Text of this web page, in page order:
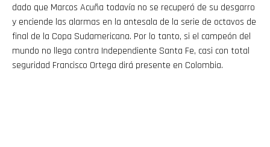
dado que Marcos Acuña todavía no se recuperó de su desgarro
y enciende las alarmas en la antesala de la serie de octavos de
final de la Copa Sudamericana. Por lo tanto, si el campeón del
mundo no llega contra Independiente Santa Fe, casi con total
seguridad Francisco Ortega dirá presente en Colombia.